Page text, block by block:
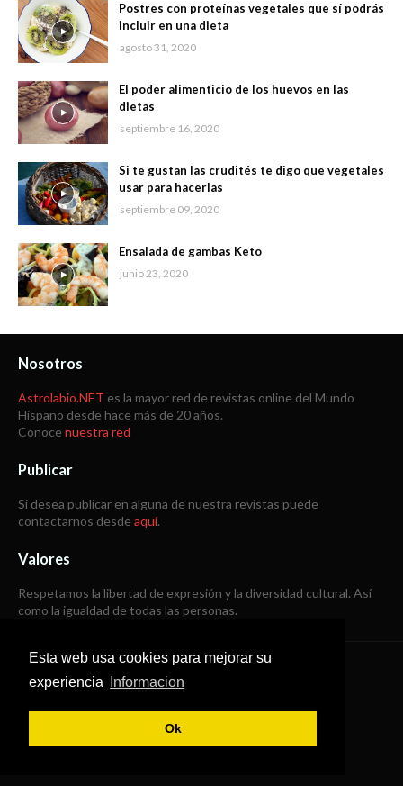
Esta web usa cookies para mejorar su
experiencia
Informacion
Ok
Postres con proteínas vegetales que sí podrás
incluir en una dieta
agosto 31, 2020
El poder alimenticio de los huevos en las
dietas
septiembre 16, 2020
Si te gustan las crudités te digo que vegetales
usar para hacerlas
septiembre 09, 2020
Ensalada de gambas Keto
junio 23, 2020
Nosotros
Astrolabio.NET es la mayor red de revistas online del Mundo
Hispano desde hace más de 20 años.
Conoce nuestra red
Publicar
Si desea publicar en alguna de nuestra revistas puede
contactarnos desde aquí.
Valores
Respetamos la libertad de expresión y la diversidad cultural. Así
como la igualdad de todas las personas.
Copyright © 1998 -